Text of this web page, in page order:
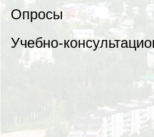
Опросы
Учебно-